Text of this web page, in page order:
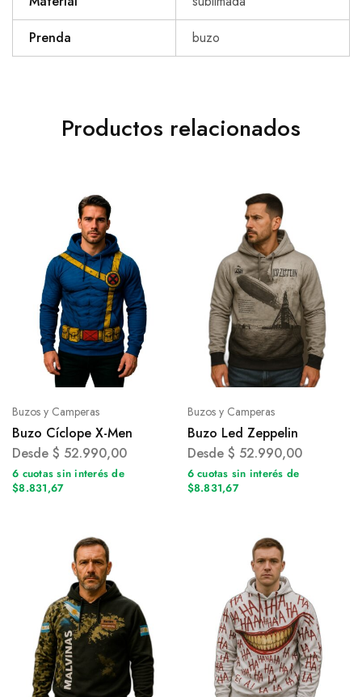
Prenda
buzo
Productos relacionados
Buzos y Camperas
Buzo Cíclope X-Men
Desde $ 52.990,00
6 cuotas sin interés de
$8.831,67
Buzos y Camperas
Buzo Led Zeppelin
Desde $ 52.990,00
6 cuotas sin interés de
$8.831,67